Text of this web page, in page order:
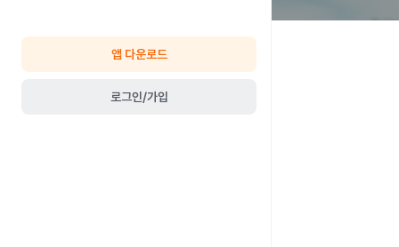
앱 다운로드
로그인/가입